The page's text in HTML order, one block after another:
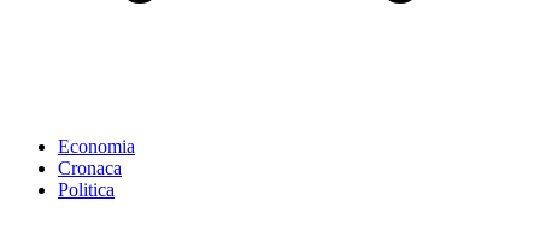
Economia
Cronaca
Politica